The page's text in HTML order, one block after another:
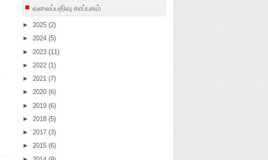
வலைப்பதிவு காப்பகம்
► 2025 (2)
► 2024 (5)
► 2023 (11)
► 2022 (1)
► 2021 (7)
► 2020 (6)
► 2019 (6)
► 2018 (5)
► 2017 (3)
► 2015 (6)